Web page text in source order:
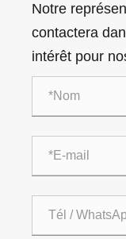
Notre
contactera
intérêt pour